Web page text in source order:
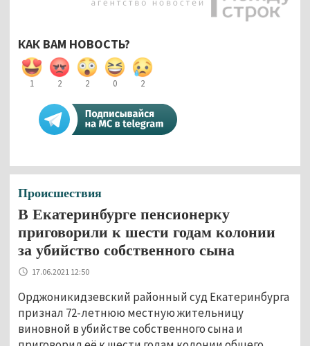
КАК ВАМ НОВОСТЬ?
1 2 2 0 2
Происшествия
В Екатеринбурге пенсионерку
приговорили к шести годам колонии
за убийство собственного сына
17.06.2021 12:50
Орджоникидзевский районный суд Екатеринбурга
признал 72-летнюю местную жительницу
виновной в убийстве собственного сына и